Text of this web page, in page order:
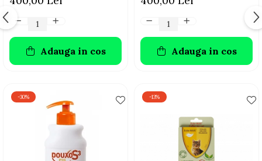
Adauga in cos Adauga in cos
-30% -13%